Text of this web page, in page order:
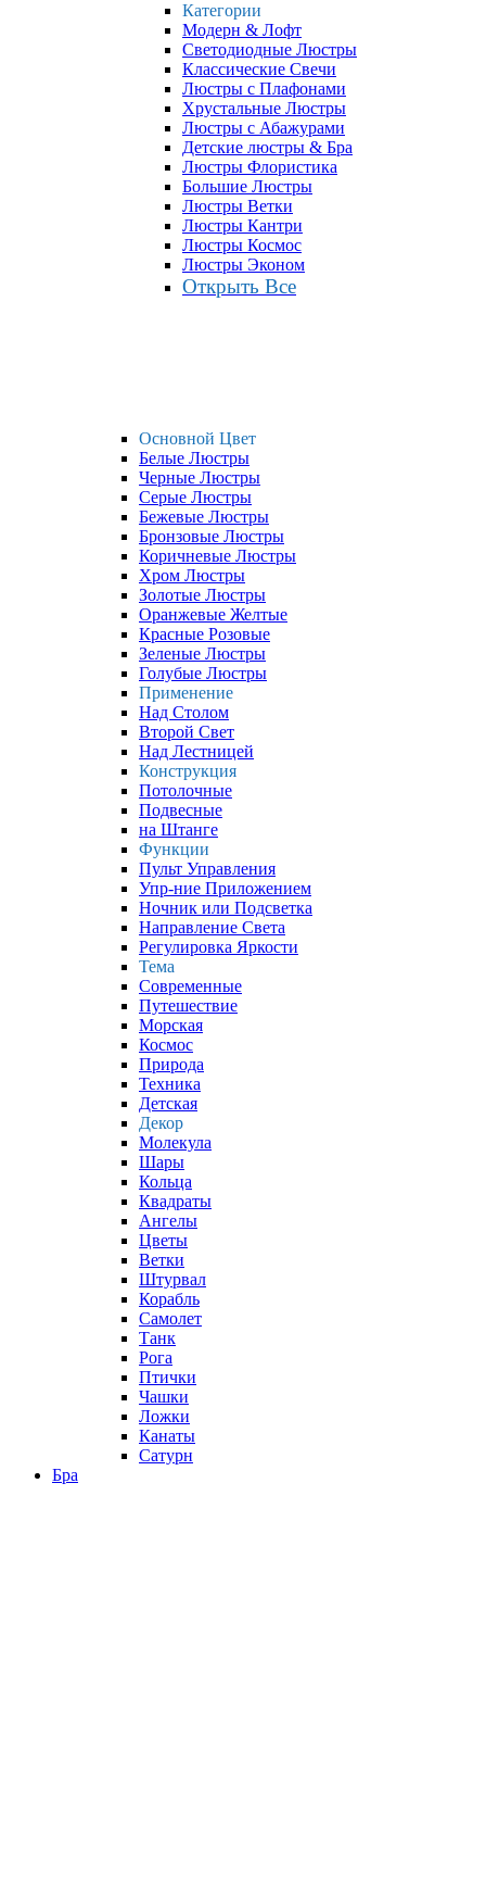
Категории
Модерн & Лофт
Светодиодные Люстры
Классические Свечи
Люстры с Плафонами
Хрустальные Люстры
Люстры с Абажурами
Детские люстры & Бра
Люстры Флористика
Большие Люстры
Люстры Ветки
Люстры Кантри
Люстры Космос
Люстры Эконом
Открыть Все
Основной Цвет
Белые Люстры
Черные Люстры
Серые Люстры
Бежевые Люстры
Бронзовые Люстры
Коричневые Люстры
Хром Люстры
Золотые Люстры
Оранжевые Желтые
Красные Розовые
Зеленые Люстры
Голубые Люстры
Применение
Над Столом
Второй Свет
Над Лестницей
Конструкция
Потолочные
Подвесные
на Штанге
Функции
Пульт Управления
Упр-ние Приложением
Ночник или Подсветка
Направление Света
Регулировка Яркости
Тема
Современные
Путешествие
Морская
Космос
Природа
Техника
Детская
Декор
Молекула
Шары
Кольца
Квадраты
Ангелы
Цветы
Ветки
Штурвал
Корабль
Самолет
Танк
Рога
Птички
Чашки
Ложки
Канаты
Сатурн
Бра